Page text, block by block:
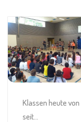
Klassen heute
seit...